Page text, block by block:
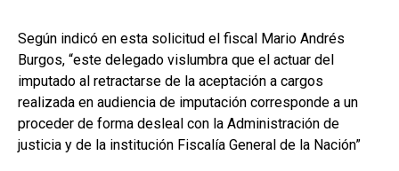
Según indicó en esta solicitud el fiscal Mario Andrés
Burgos, “este delegado vislumbra que el actuar del
imputado al retractarse de la aceptación a cargos
realizada en audiencia de imputación corresponde a un
proceder de forma desleal con la Administración de
justicia y de la institución Fiscalía General de la Nación”